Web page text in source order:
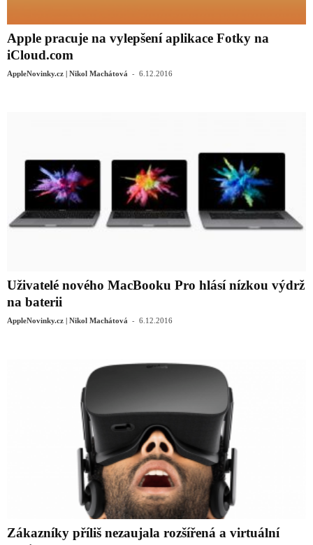
Apple pracuje na vylepšení aplikace Fotky na
iCloud.com
AppleNovinky.cz | Nikol Machátová - 6.12.2016
Uživatelé nového MacBooku Pro hlásí nízkou výdrž
na baterii
AppleNovinky.cz | Nikol Machátová - 6.12.2016
Zákazníky příliš nezaujala rozšířená a virtuální